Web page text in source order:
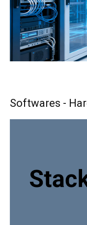
Softwares -